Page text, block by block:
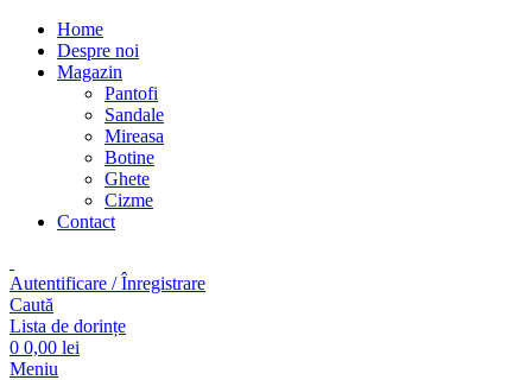
Home
Despre noi
Magazin
Pantofi
Sandale
Mireasa
Botine
Ghete
Cizme
Contact
Autentificare / Înregistrare
Caută
Lista de dorințe
0 0,00 lei
Meniu